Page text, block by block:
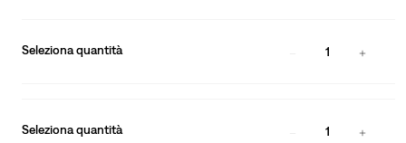
Seleziona quantità 1
Seleziona quantità 1